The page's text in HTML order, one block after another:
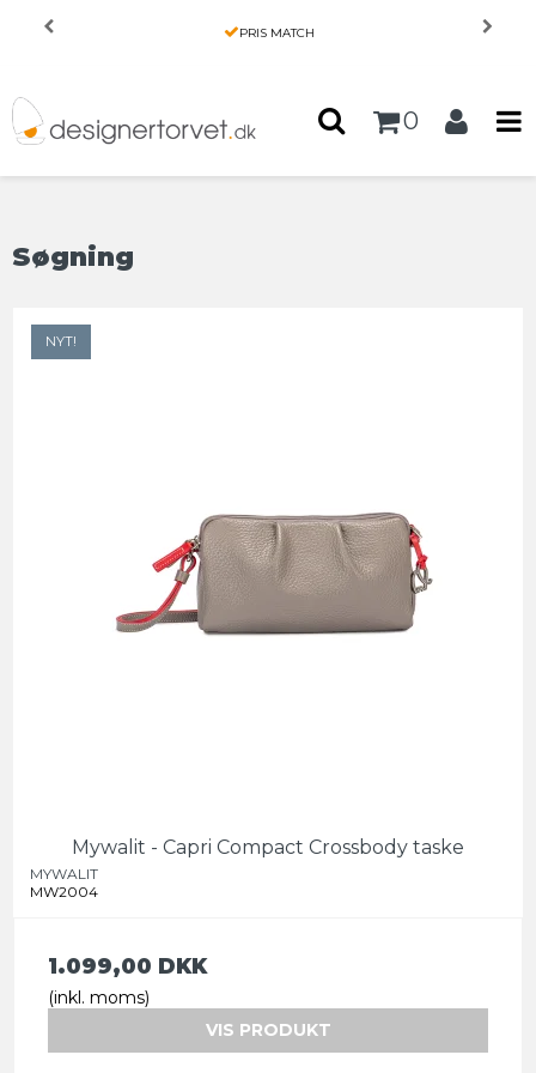
PRIS MATCH
0
Forside
Søgning
NYT!
Mywalit - Capri Compact Crossbody taske
MYWALIT
MW2004
1.099,00 DKK
(inkl. moms)
VIS PRODUKT